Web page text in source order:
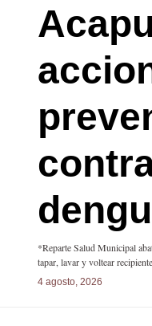
*Reparte Salud Municipal
tapar, lavar y voltear
4 agosto, 2026